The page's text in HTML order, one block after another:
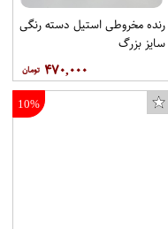
رنده مخروطی استیل دسته رنگی
سایز بزرگ
۴۷۰,۰۰۰
10%